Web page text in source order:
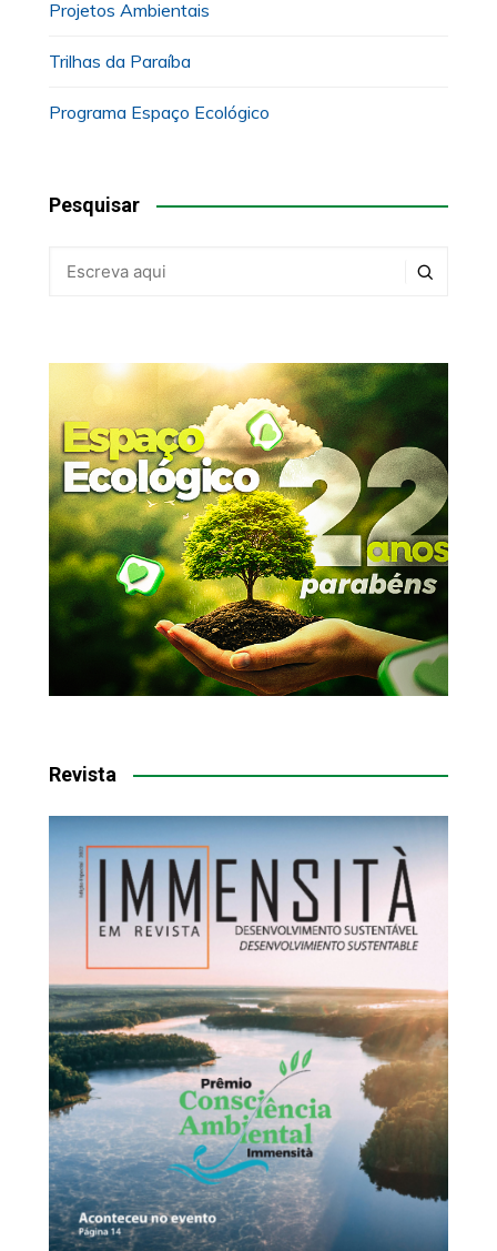
Projetos Ambientais
Trilhas da Paraíba
Programa Espaço Ecológico
Pesquisar
Revista